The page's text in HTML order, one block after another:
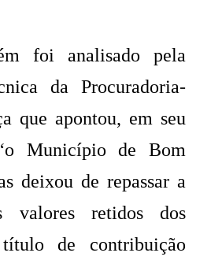
foi analisado pela
da Procuradoria-
que apontou, em seu
Município de Bom
deixou de repassar a
valores retidos dos
de contribuição